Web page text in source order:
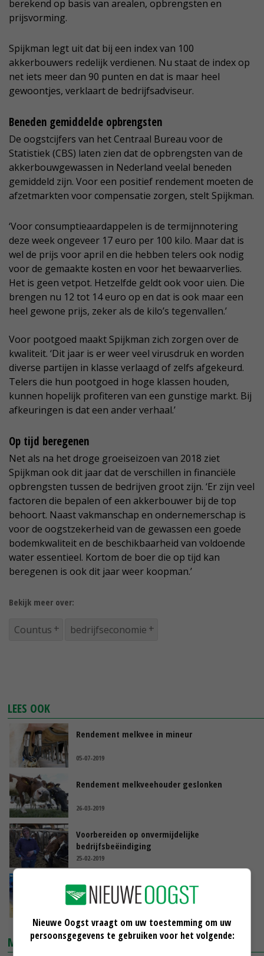
berekend op basis van arealen, opbrengsten en
prijsvorming.
Spijkman legt uit dat bij een index van 100
akkerbouwers redelijk verdienen. Nu staat de index op
net iets meer dan 90 punten en dat is maar heel
gewoontjes, verklaart de bedrijfsadviseur.
Beneden gemiddelde opbrengsten
De oogstcijfers van het Centraal Bureau voor de
Statistiek (CBS) laten zien dat de opbrengsten van de
akkerbouwgewassen in Nederland veelal beneden
gemiddeld zijn. Voor een positief rendement moeten de
afzetmarkten voor compensatie zorgen, stelt Spijkman.
‘Voor consumptieaardappelen is de termijnnotering
deze week ongeveer 17 euro per 100 kilo. Maar dat is
wel de prijs voor april en die hebben telers ook nodig
voor de gemaakte kosten en voor het bewaarverlies.
Het is geen vetpot. Hetzelfde geldt ook voor uien. Die
brengen nu 12 tot 14 euro op en dat is ook maar een
heel gewone prijs, zeker als de kilo’s tegenvallen.’
Voor pootgoed maakt Spijkman zich zorgen over de
kwaliteit. ‘Dit jaar is er weer veel virusdruk en worden
diverse partijen in klasse verlaagd of zelfs afgekeurd.
Telers die hun pootgoed in hoge klassen houden,
kunnen hopelijk profiteren van een gunstige markt. Bij
afkeuringen is dat een ander verhaal.’
Op tijd beregenen
Net als na het droge groeiseizoen van 2018 ziet
Spijkman ook dit jaar dat de verschillen in financiële
opbrengsten tussen de bedrijven groot zijn. ‘Er zijn veel
factoren die bepalen of een akkerbouwer bij de top
behoort. Naast vakmanschap en ondernemerschap is
voor de oogstzekerheid van de gewassen een goede
bodemkwaliteit en de beschikbaarheid van voldoende
water essentieel. Kortom de boer die op tijd kan
beregenen is ook dit jaar weer koopman.’
Bekijk meer over:
Countus bedrijfseconomie
LEES OOK
Rendement melkvee in mineur
05-07-2019
Rendement melkveehouder geslonken
26-03-2019
Voorbereiden op onvermijdelijke
bedrijfsbeëindiging
25-02-2019
Countus blikt terug op succesvol jaar
15-05-2018
MARKTPRIJZEN
Nieuwe Oogst vraagt om uw toestemming om uw
persoonsgegevens te gebruiken voor het volgende: